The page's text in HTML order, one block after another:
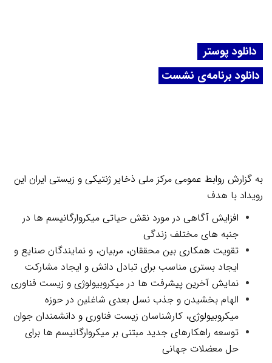
دانلود پوستر
دانلود برنامه‌ی نشست
به گزارش روابط عمومی مرکز ملی ذخایر ژنتیکی و زیستی ایران این
رویداد با هدف
افزایش آگاهی در مورد نقش حیاتی میکروارگانیسم ها در
جنبه های مختلف زندگی
تقویت همکاری بین محققان، مربیان، و نمایندگان صنایع و
ایجاد بستری مناسب برای تبادل دانش و ایجاد مشارکت
نمایش آخرین پیشرفت ها در میکروبیولوژی و زیست فناوری
الهام بخشیدن و جذب نسل بعدی شاغلین در حوزه
میکروبیولوژی، کارشناسان زیست فناوری و دانشمندان جوان
توسعه راهکارهای جدید مبتنی بر میکروارگانیسم ها برای
حل معضلات جهانی